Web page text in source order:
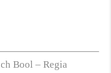
Bool – Regia